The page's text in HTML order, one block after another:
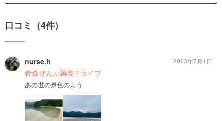
口コミ（4件）
nurse.h
青森ぜんぶ満喫ドライブ
あの世の景色のよう
2023年7月1日